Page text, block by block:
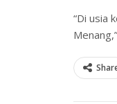
“Di usia